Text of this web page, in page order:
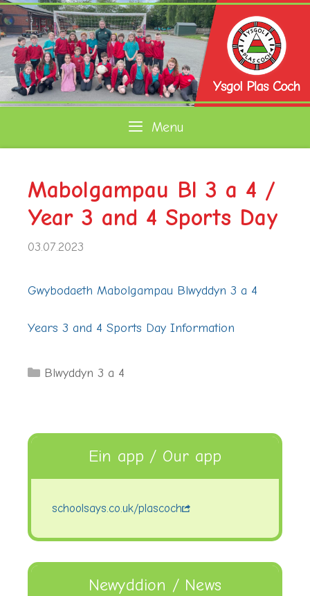
Skip
to
content
Menu
Mabolgampau Bl 3 a 4 /
Year 3 and 4 Sports Day
03.07.2023
Gwybodaeth Mabolgampau Blwyddyn 3 a 4
Years 3 and 4 Sports Day Information
Categories
Blwyddyn 3 a 4
Ein app / Our app
schoolsays.co.uk/plascoch
Newyddion / News